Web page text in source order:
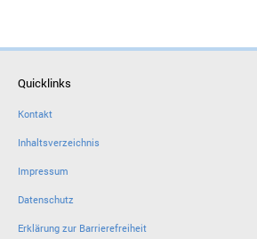
Quicklinks
Kontakt
Inhaltsverzeichnis
Impressum
Datenschutz
Erklärung zur Barrierefreiheit